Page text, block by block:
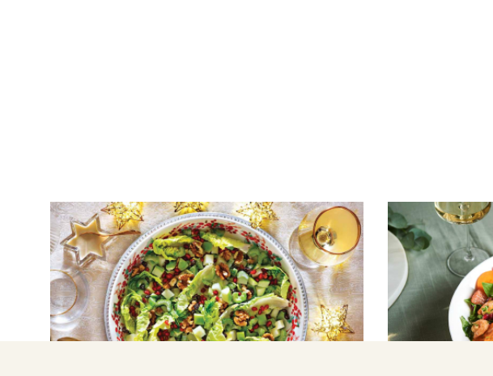
Σαλάτα με ξινόμηλο και κρεμώδες
ντρέσινγκ πορτοκαλιού
ΣΑΛΑΤΕΣ
Σαλάτα με
και
ΣΑΛΑΤΕΣ